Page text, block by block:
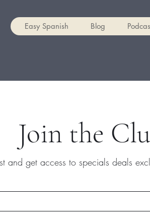
Easy Spanish Blog
Join the
and get access to specials deals